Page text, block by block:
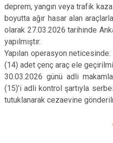
deprem, yangın veya trafik
boyutta ağır hasar alan
olarak 27.03.2026 tarihinde
yapılmıştır.
Yapılan operasyon
(14) adet çenç araç ele
30.03.2026 günü adli
(15)’i adli kontrol şartıyla
tutuklanarak cezaevine